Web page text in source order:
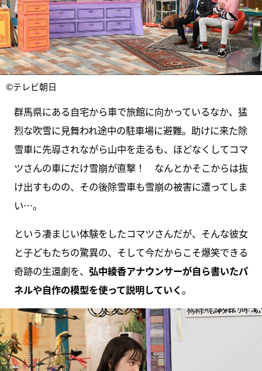
©テレビ朝日
群馬県にある自宅から車で旅館に向かっているなか、猛
烈な吹雪に見舞われ途中の駐車場に避難。助けに来た除
雪車に先導されながら山中を走るも、ほどなくしてコマ
ツさんの車にだけ雪崩が直撃！ なんとかそこからは抜
け出すものの、その後除雪車も雪崩の被害に遭ってしま
い…。
という凄まじい体験をしたコマツさんだが、そんな彼女
と子どもたちの驚異の、そして今だからこそ爆笑できる
奇跡の生還劇を、 弘中綾香アナウンサーが自ら書いたパ
ネルや自作の模型を使って説明していく。